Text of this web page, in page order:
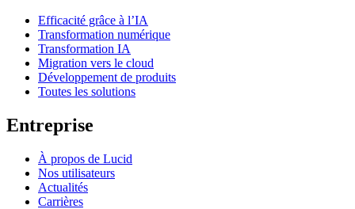
Efficacité grâce à l’IA
Transformation numérique
Transformation IA
Migration vers le cloud
Développement de produits
Toutes les solutions
Entreprise
À propos de Lucid
Nos utilisateurs
Actualités
Carrières